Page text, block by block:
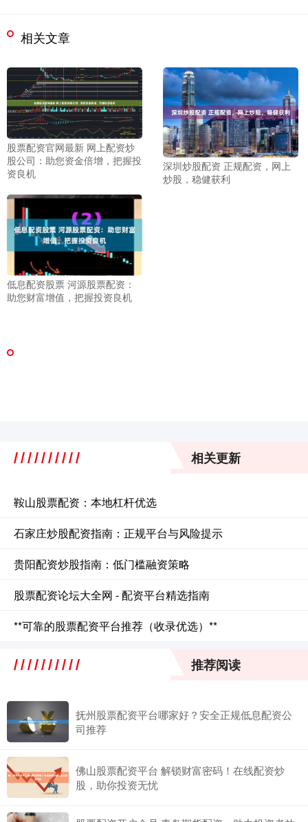
相关文章
股票配资官网最新 网上配资炒
股公司：助您资金倍增，把握投
资良机
深圳炒股配资 正规配资，网上
炒股，稳健获利
低息配资股票 河源股票配资：
助您财富增值，把握投资良机
相关更新
鞍山股票配资：本地杠杆优选
石家庄炒股配资指南：正规平台与风险提示
贵阳配资炒股指南：低门槛融资策略
股票配资论坛大全网 - 配资平台精选指南
**可靠的股票配资平台推荐（收录优选）**
推荐阅读
抚州股票配资平台哪家好？安全正规低息配资公
司推荐
佛山股票配资平台 解锁财富密码！在线配资炒
股，助你投资无忧